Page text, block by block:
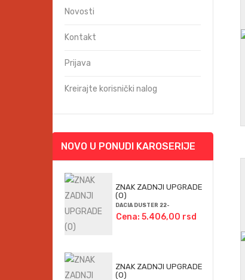
Novosti
Kontakt
Prijava
Kreirajte korisnički nalog
NOVO U PONUDI KAROSERIJE
ZNAK ZADNJI UPGRADE
(O)
DACIA DUSTER 22-
Cena: 5.406,00 rsd
ZNAK ZADNJI UPGRADE
(O)